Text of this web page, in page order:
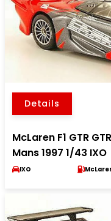
Details
McLaren F1 GTR
Mans 1997 1/43 IXO
IXO